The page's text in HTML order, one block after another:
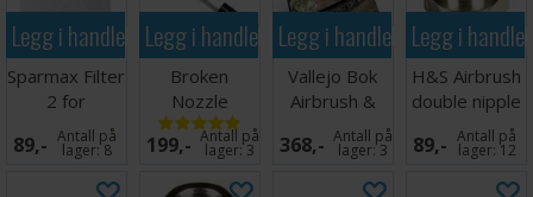
Legg i handlekurven
Sparmax Filter
2 for
Sprøyteboks
SB-88
89,- Antall på
lager:8
Legg i handlekurven
Broken
Nozzle
Removal Tool
Verktøy
199,- Antall på
lager:3
Legg i handlekurven
Vallejo Bok
Airbrush &
Weathering
Tech
368,- Antall på
lager:3
Legg i
H&S Airbrush
double nipple
1/8 male
89,- Antall på
lager: 12